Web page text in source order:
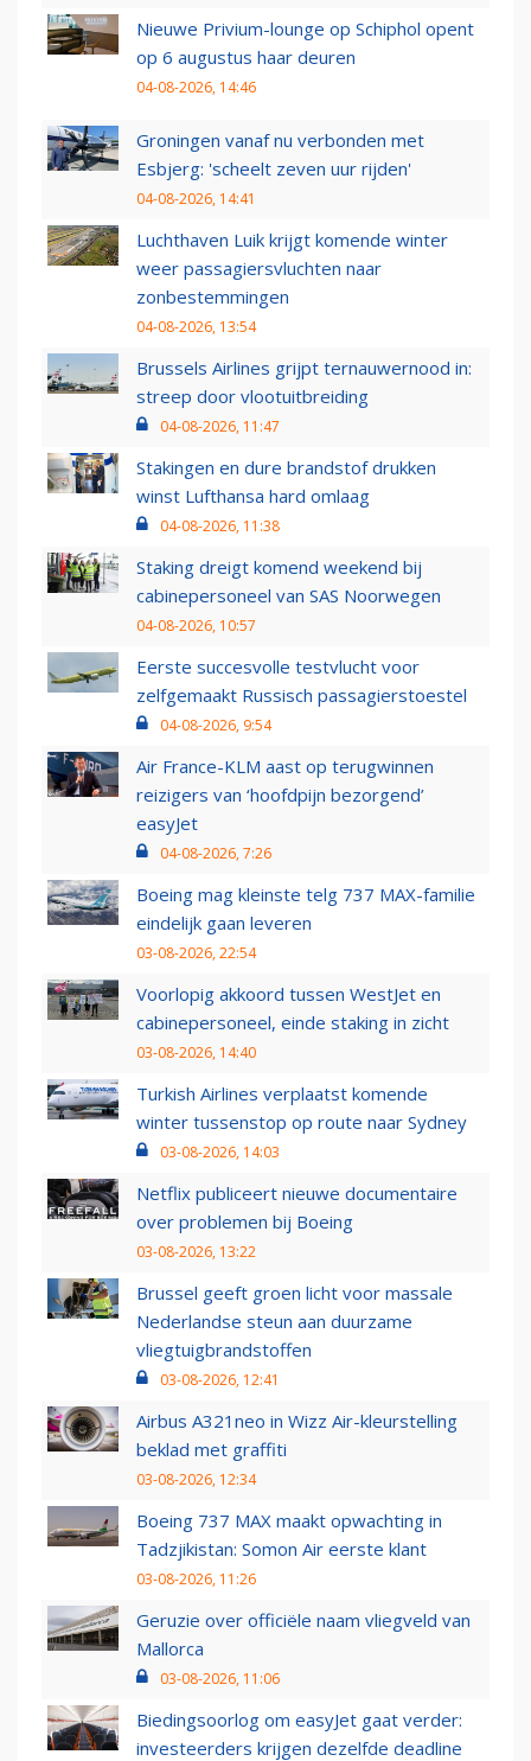
Nieuwe Privium-lounge op Schiphol opent
op 6 augustus haar deuren
04-08-2026, 14:46
Groningen vanaf nu verbonden met
Esbjerg: 'scheelt zeven uur rijden'
04-08-2026, 14:41
Luchthaven Luik krijgt komende winter
weer passagiersvluchten naar
zonbestemmingen
04-08-2026, 13:54
Brussels Airlines grijpt ternauwernood in:
streep door vlootuitbreiding
04-08-2026, 11:47
Stakingen en dure brandstof drukken
winst Lufthansa hard omlaag
04-08-2026, 11:38
Staking dreigt komend weekend bij
cabinepersoneel van SAS Noorwegen
04-08-2026, 10:57
Eerste succesvolle testvlucht voor
zelfgemaakt Russisch passagierstoestel
04-08-2026, 9:54
Air France-KLM aast op terugwinnen
reizigers van ‘hoofdpijn bezorgend’
easyJet
04-08-2026, 7:26
Boeing mag kleinste telg 737 MAX-familie
eindelijk gaan leveren
03-08-2026, 22:54
Voorlopig akkoord tussen WestJet en
cabinepersoneel, einde staking in zicht
03-08-2026, 14:40
Turkish Airlines verplaatst komende
winter tussenstop op route naar Sydney
03-08-2026, 14:03
Netflix publiceert nieuwe documentaire
over problemen bij Boeing
03-08-2026, 13:22
Brussel geeft groen licht voor massale
Nederlandse steun aan duurzame
vliegtuigbrandstoffen
03-08-2026, 12:41
Airbus A321neo in Wizz Air-kleurstelling
beklad met graffiti
03-08-2026, 12:34
Boeing 737 MAX maakt opwachting in
Tadzjikistan: Somon Air eerste klant
03-08-2026, 11:26
Geruzie over officiële naam vliegveld van
Mallorca
03-08-2026, 11:06
Biedingsoorlog om easyJet gaat verder:
investeerders krijgen dezelfde deadline